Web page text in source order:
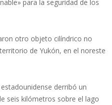
para la seguridad de los
otro objeto cilíndrico no
de Yukón, en el noreste
derribó un
seis kilómetros sobre el lago